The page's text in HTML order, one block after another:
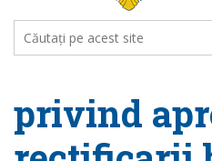
privind